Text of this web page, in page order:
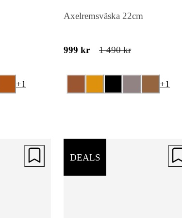
+1
Axelremsväska 22cm
999 kr 1 490 kr
+1
DEALS